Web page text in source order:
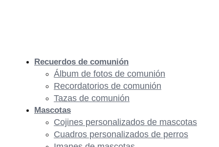
Recuerdos de comunión
Álbum de fotos de comunión
Recordatorios de comunión
Tazas de comunión
Mascotas
Cojines personalizados de mascotas
Cuadros personalizados de perros